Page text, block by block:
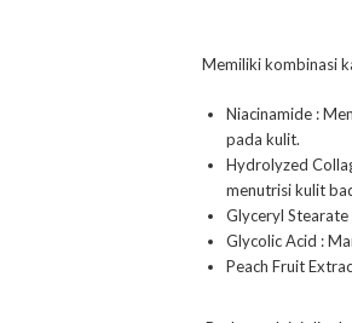
Memiliki kombinasi
Niacinamide :
pada kulit.
Hydrolyzed
menutrisi kulit
Glyceryl
Glycolic Acid :
Peach Fruit